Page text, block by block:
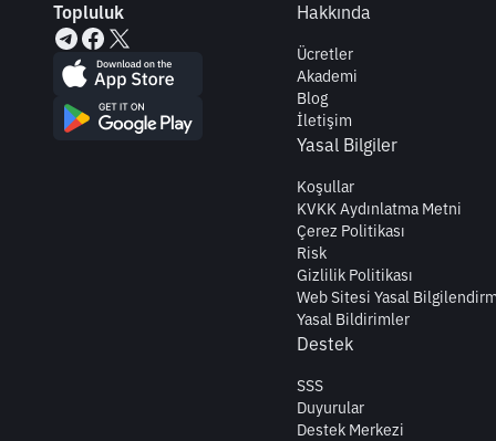
Topluluk Hakkında
Ücretler
Akademi
Blog
İletişim
Yasal Bilgiler
Koşullar
KVKK Aydınlatma Metni
Çerez Politikası
Risk
Gizlilik Politikası
Web Sitesi Yasal
Yasal Bildirimler
Destek
SSS
Duyurular
Destek Merkezi